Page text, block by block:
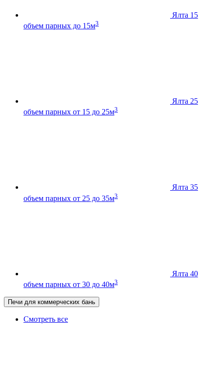
Ялта 15
объем парных до 15м3
Ялта 25
объем парных от 15 до 25м3
Ялта 35
объем парных от 25 до 35м3
Ялта 40
объем парных от 30 до 40м3
Печи для коммерческих бань
Смотреть все